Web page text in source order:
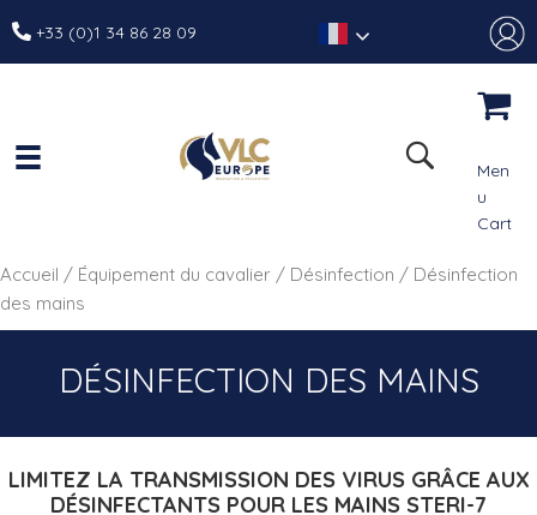
+33 (0)1 34 86 28 09
Men
u
Cart
Accueil / Équipement du cavalier / Désinfection / Désinfection
des mains
DÉSINFECTION DES MAINS
LIMITEZ LA TRANSMISSION DES VIRUS GRÂCE AUX
DÉSINFECTANTS POUR LES MAINS STERI-7